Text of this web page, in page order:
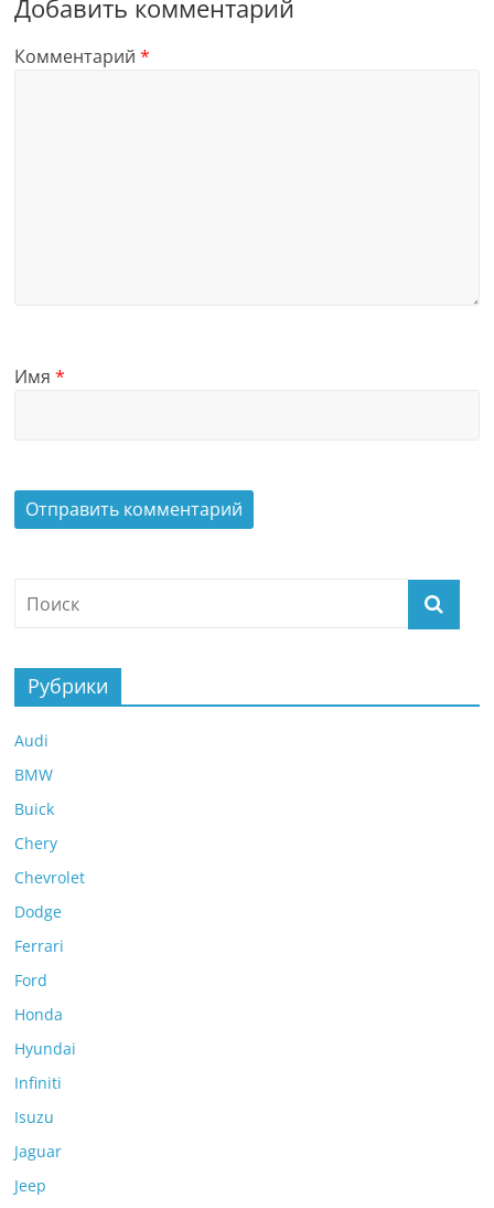
Добавить комментарий
Комментарий*
Имя*
Рубрики
Audi
BMW
Buick
Chery
Chevrolet
Dodge
Ferrari
Ford
Honda
Hyundai
Infiniti
Isuzu
Jaguar
Jeep